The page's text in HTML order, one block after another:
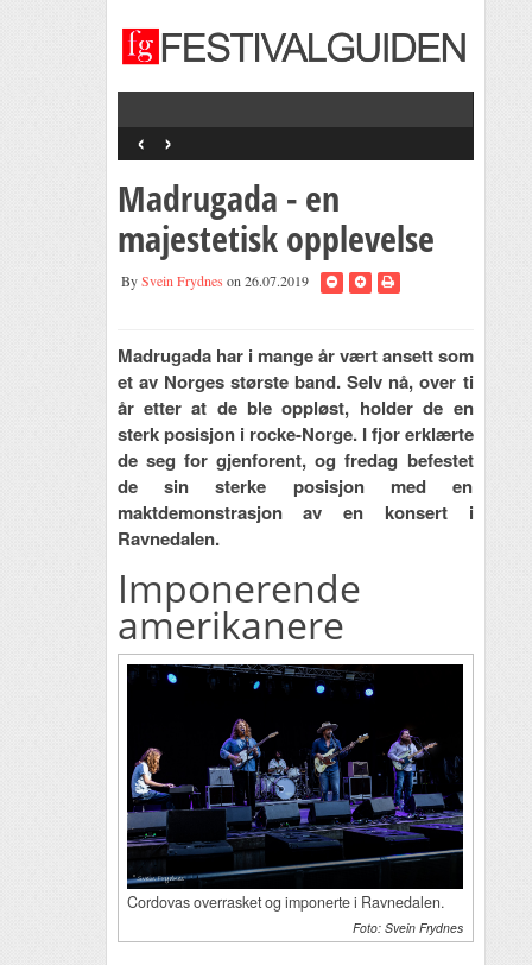
‹ ›
Madrugada - en
majestetisk opplevelse
BySvein Frydnes on 26.07.2019
Madrugada har i mange år vært ansett som
et av Norges største band. Selv nå, over ti
år etter at de ble oppløst, holder de en
sterk posisjon i rocke-Norge. I fjor erklærte
de seg for gjenforent, og fredag befestet
de sin sterke posisjon med en
maktdemonstrasjon av en konsert i
Ravnedalen.
Imponerende
amerikanere
Cordovas overrasket og imponerte i Ravnedalen.
Foto: Svein Frydnes